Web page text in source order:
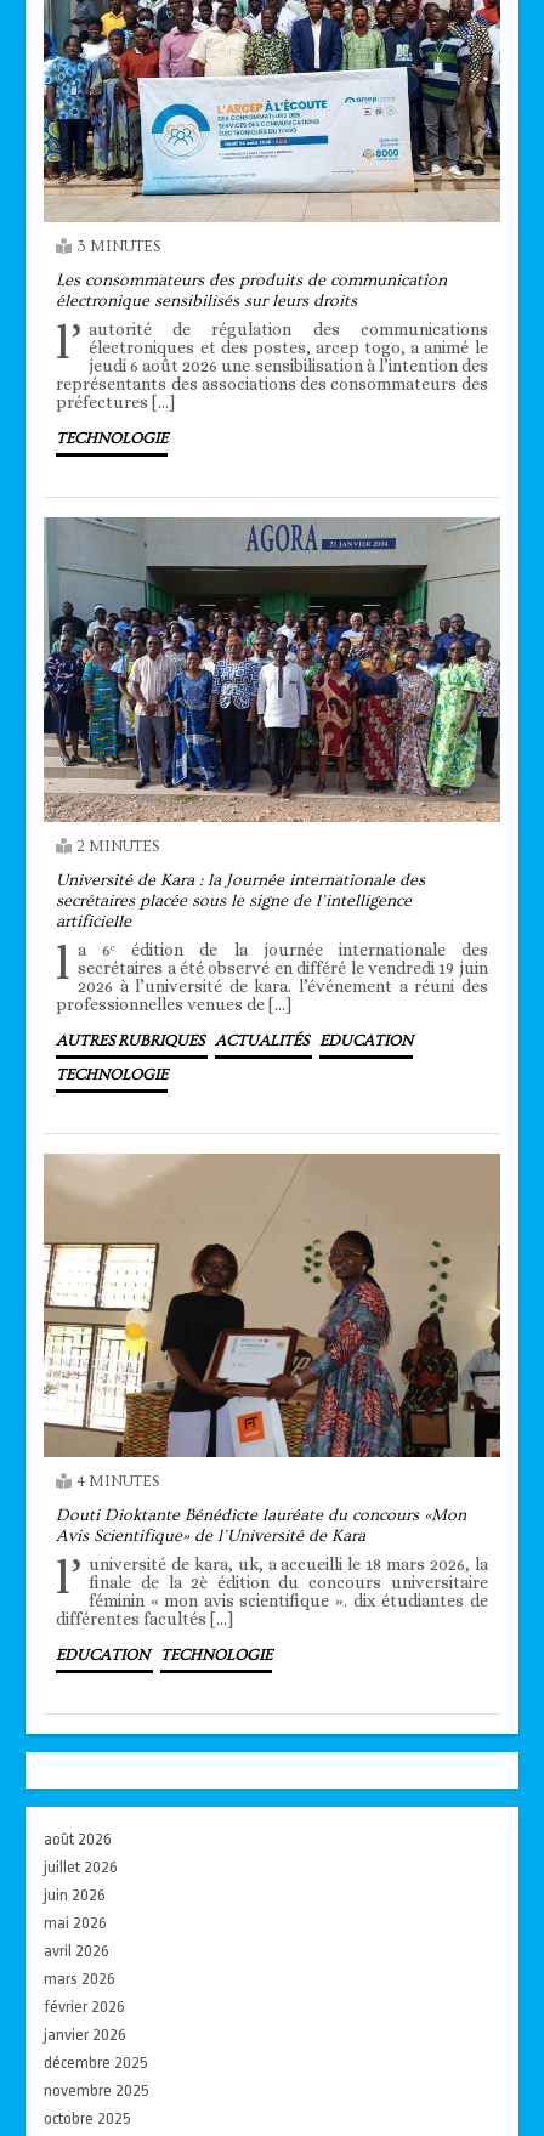
3 MINUTES
Les consommateurs des produits de communication
électronique sensibilisés sur leurs droits
l’ autorité de régulation des communications
électroniques et des postes, arcep togo, a animé le
jeudi 6 août 2026 une sensibilisation à l’intention des
représentants des associations des consommateurs des
préfectures […]
TECHNOLOGIE
2 MINUTES
Université de Kara : la Journée internationale des
secrétaires placée sous le signe de l’intelligence
artificielle
l a 6ᵉ édition de la journée internationale des
secrétaires a été observé en différé le vendredi 19 juin
2026 à l’université de kara. l’événement a réuni des
professionnelles venues de […]
AUTRES RUBRIQUES ACTUALITÉS EDUCATION
TECHNOLOGIE
4 MINUTES
Douti Dioktante Bénédicte lauréate du concours «Mon
Avis Scientifique» de l’Université de Kara
l’ université de kara, uk, a accueilli le 18 mars 2026, la
finale de la 2è édition du concours universitaire
féminin « mon avis scientifique ». dix étudiantes de
différentes facultés […]
EDUCATION TECHNOLOGIE
août 2026
juillet 2026
juin 2026
mai 2026
avril 2026
mars 2026
février 2026
janvier 2026
décembre 2025
novembre 2025
octobre 2025